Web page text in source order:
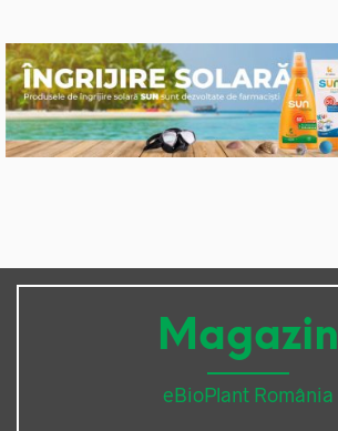
Magazin
eBioPlant România